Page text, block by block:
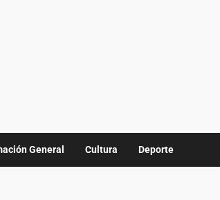
General Cultura Deporte